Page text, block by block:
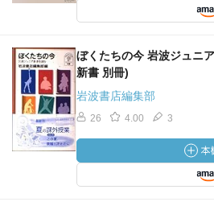
ぼくたちの今 岩波ジュニ
新書 別冊)
岩波書店編集部
26 4.00 3